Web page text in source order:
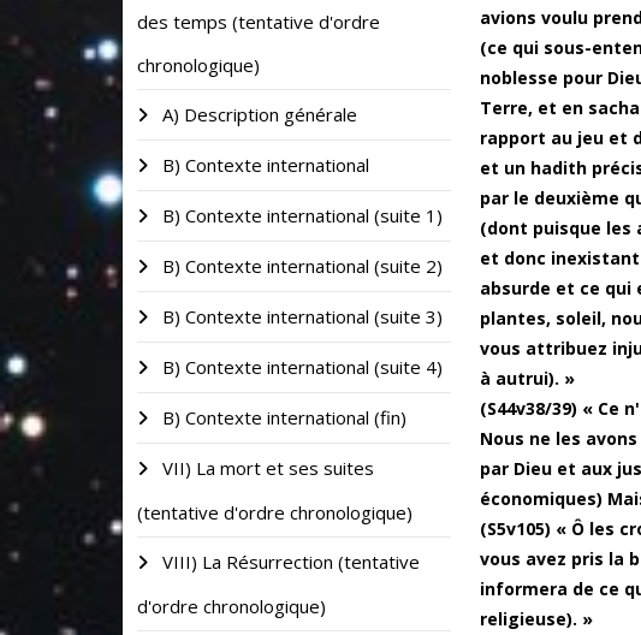
des temps (tentative d'ordre
chronologique)
A) Description générale
B) Contexte international
B) Contexte international (suite 1)
B) Contexte international (suite 2)
B) Contexte international (suite 3)
B) Contexte international (suite 4)
B) Contexte international (fin)
VII) La mort et ses suites
(tentative d'ordre chronologique)
VIII) La Résurrection (tentative
d'ordre chronologique)
avions voulu
(ce qui sous-
noblesse pour
Terre, et en
rapport au jeu et
et un hadith
par le deuxième
(dont puisque les
et donc
absurde et ce qui
plantes, soleil,
vous attribuez
à autrui). »
(S44v38/39) «
Nous ne les
par Dieu et aux
économiques)
(S5v105) « Ô les
vous avez pris la
informera de ce
religieuse). »